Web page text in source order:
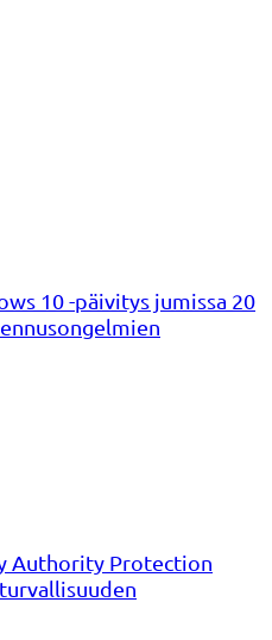
10 -päivitys jumissa 20
Authority Protection